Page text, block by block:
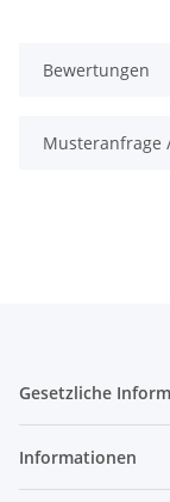
Bewertungen
Musteranfrage
Gesetzliche
Informationen